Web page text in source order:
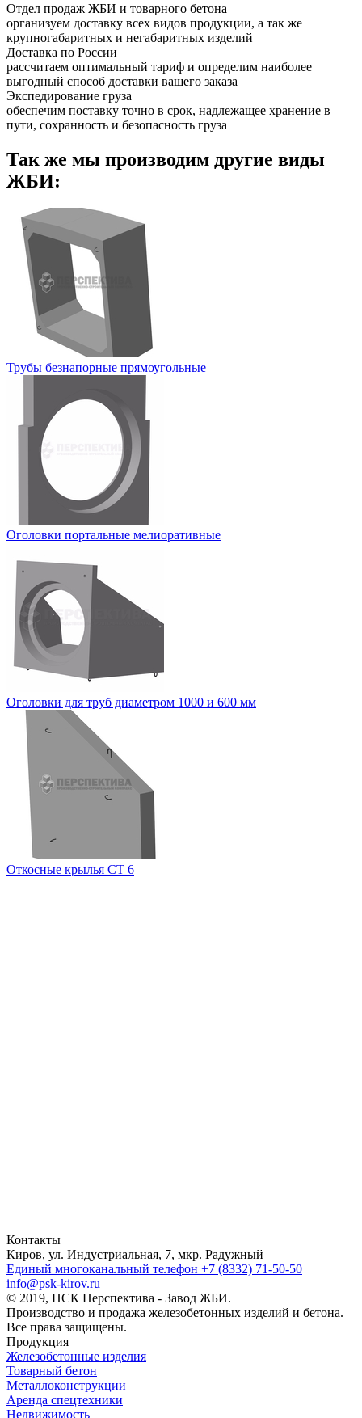
Отдел продаж ЖБИ и товарного бетона
организуем доставку всех видов продукции, а так же
крупногабаритных и негабаритных изделий
Доставка по России
рассчитаем оптимальный тариф и определим наиболее
выгодный способ доставки вашего заказа
Экспедирование груза
обеспечим поставку точно в срок, надлежащее хранение в
пути, сохранность и безопасность груза
Так же мы производим другие виды
ЖБИ:
Трубы безнапорные прямоугольные
Оголовки портальные мелиоративные
Оголовки для труб диаметром 1000 и 600 мм
Откосные крылья СТ 6
Контакты
Киров, ул. Индустриальная, 7, мкр. Радужный
Единый многоканальный телефон +7 (8332) 71-50-50
info@psk-kirov.ru
© 2019, ПСК Перспектива - Завод ЖБИ.
Производство и продажа железобетонных изделий и бетона.
Все права защищены.
Продукция
Железобетонные изделия
Товарный бетон
Металлоконструкции
Аренда спецтехники
Недвижимость